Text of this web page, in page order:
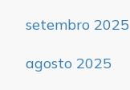
setembro 2025
agosto 2025